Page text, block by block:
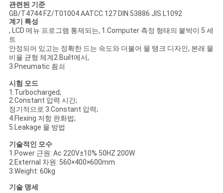
인
용
문
을
요
구
하
세
요
관련된 기준
GB/T4744 FZ/T01004 AATCC 127 DIN 53886 JIS L1092
계기 특성
, LCD 메뉴 프로그램 통제되는, 1.Computer 측정 형태의 붙박이 5 세
트
안정되어 있고는 정확한 드는 속도와 더불어 물 탱크 디자인, 본래 물
비율 균형 체계2.Built에서,
3.Pneumatic 죔쇠
시험 모드
1.Turbocharged;
2.Constant 압력 시간;
정기적으로 3.Constant 압력;
4.Flexing 저항 완화법;
5.Leakage 물 방법
기술적인 모수
1.Power 근원: Ac 220V±10% 50HZ 200W
2.External 차원: 560×400×600mm
3.Weight: 60kg
기술 명세